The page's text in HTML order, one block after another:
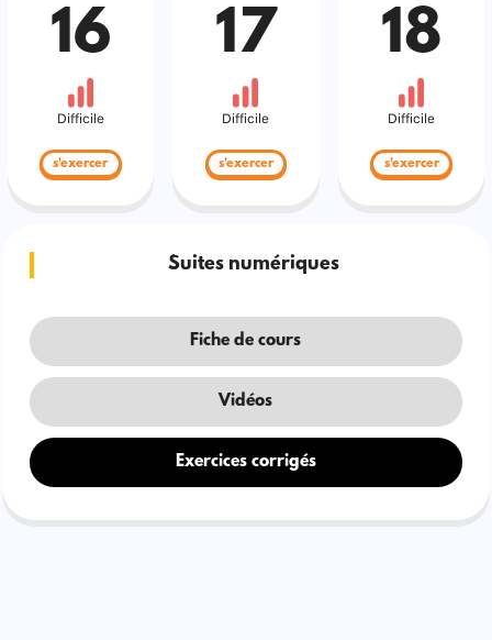
16
Difficile
s'exercer
17
Difficile
s'exercer
18
Difficile
s'exercer
Suites numériques
Fiche de cours
Vidéos
Exercices corrigés